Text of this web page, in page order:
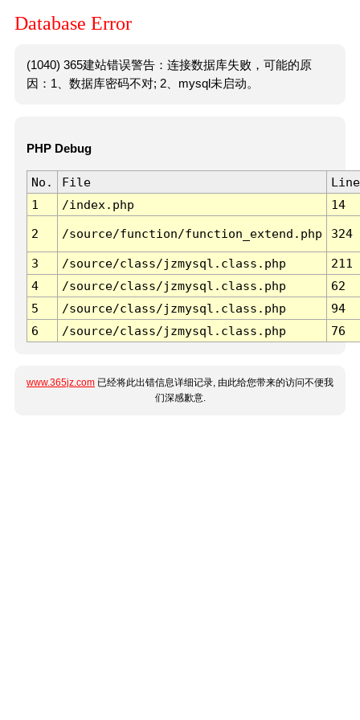
Database Error
(1040) 365建站错误警告：连接数据库失败，可能的原
因：1、数据库密码不对; 2、mysql未启动。
PHP Debug
No. File
Line
1
/index.php 14
2 /source/function/function_extend.php 324
3 /source/class/jzmysql.class.php
211
4
/source/class/jzmysql.class.php
62
5
/source/class/jzmysql.class.php
94
6
/source/class/jzmysql.class.php 76
www.365jz.com 已经将此出错信息详细记录, 由此给您带来的访问不便我
们深感歉意.